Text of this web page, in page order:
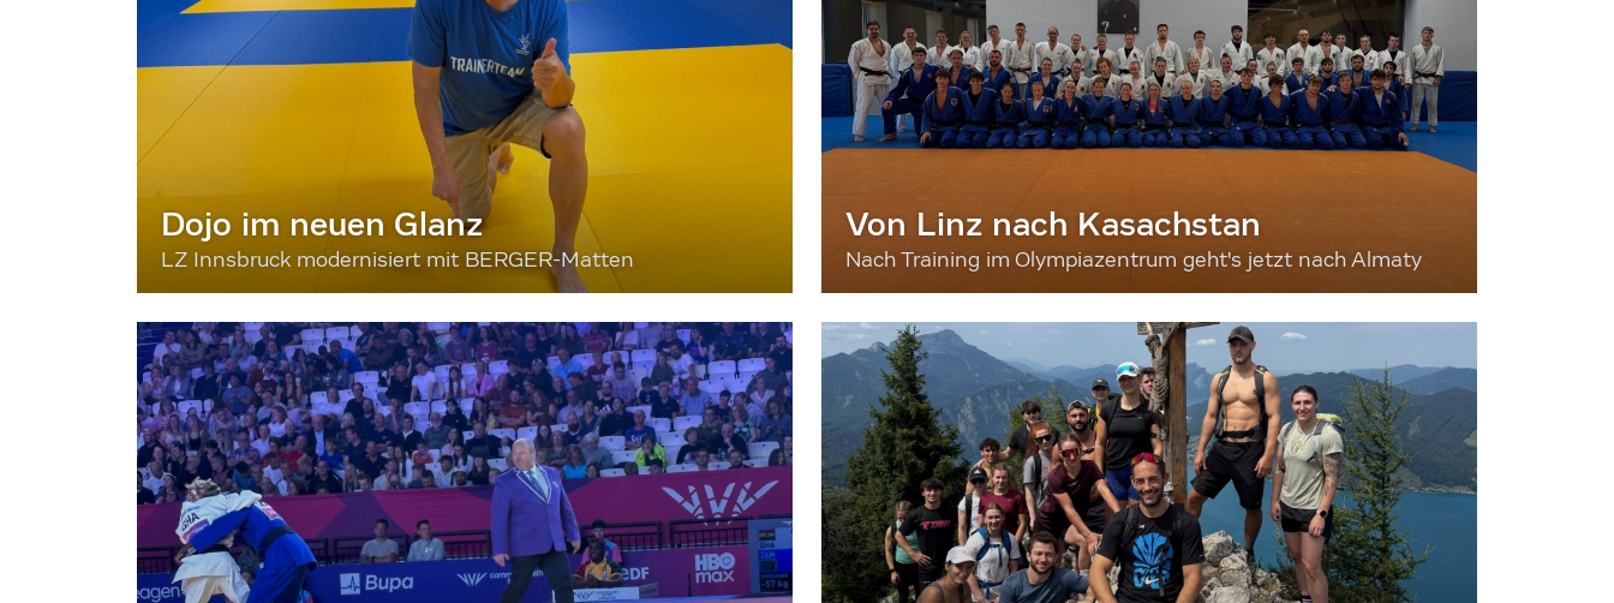
Dojo im neuen Glanz
LZ Innsbruck modernisiert mit BERGER-Matten
Von Linz nach Kasachstan
Nach Training im Olympiazentrum geht's jetzt nach Almaty